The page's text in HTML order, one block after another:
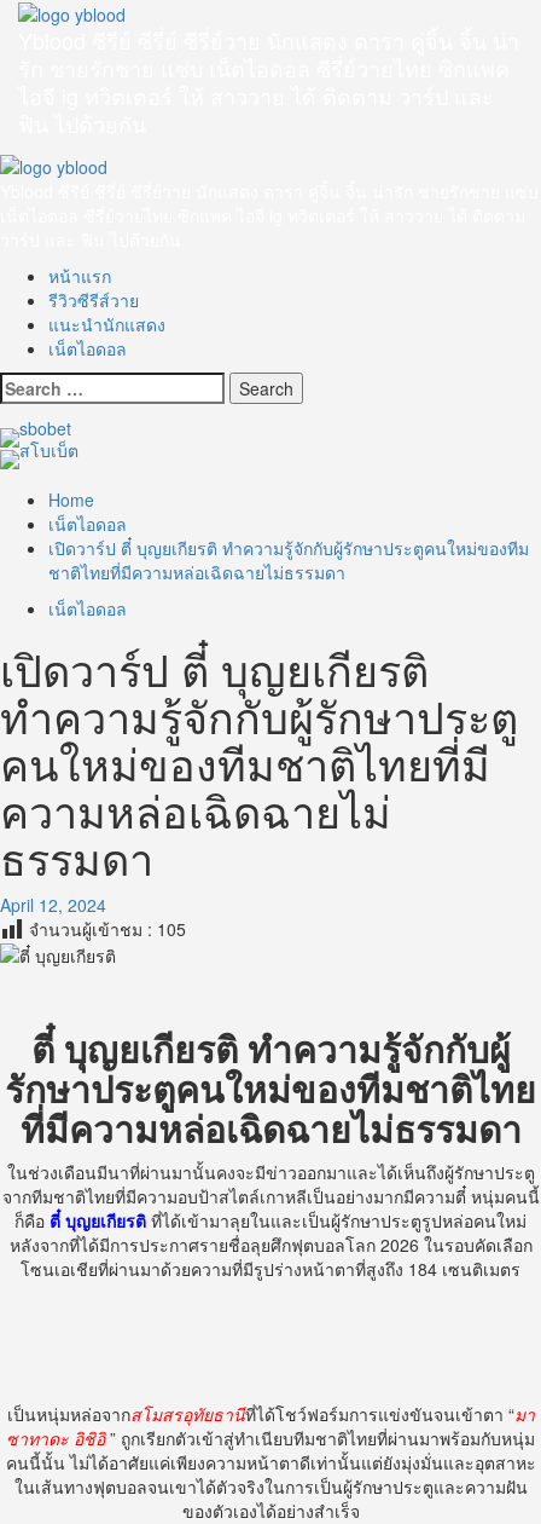
Skip
Primary
หน้าแรก
รีวิวซีรีส์วาย
แนะนำนักแสดง
เน็ตไอดอล
Search
for:
Home
เน็ตไอดอล
เปิดวาร์ป ตี๋ บุญยเกียรติ ทำความรู้จักกับผู้รักษาประตูคนใหม่ของทีม
ชาติไทยที่มีความหล่อเฉิดฉายไม่ธรรมดา
เน็ตไอดอล
เปิดวาร์ป ตี๋ บุญยเกียรติ
ทำความรู้จักกับผู้รักษาประตู
คนใหม่ของทีมชาติไทยที่มี
ความหล่อเฉิดฉายไม่
ธรรมดา
April 12, 2024
จำนวนผู้เข้าชม : 105
ตี๋ บุญยเกียรติ ทำความรู้จักกับผู้
รักษาประตูคนใหม่ของทีมชาติไทย
ที่มีความหล่อเฉิดฉายไม่ธรรมดา
ในช่วงเดือนมีนาที่ผ่านมานั้นคงจะมีข่าวออกมาและได้เห็นถึงผู้รักษาประตู
จากทีมชาติไทยที่มีความอบป้าสไตล์เกาหลีเป็นอย่างมากมีความตี๋ หนุ่มคนนี้
ก็คือ ตี๋ บุญยเกียรติ ที่ได้เข้ามาลุยในและเป็นผู้รักษาประตูรูปหล่อคนใหม่
หลังจากที่ได้มีการประกาศรายชื่อลุยศึกฟุตบอลโลก 2026 ในรอบคัดเลือก
โซนเอเชียที่ผ่านมาด้วยความที่มีรูปร่างหน้าตาที่สูงถึง 184 เซนติเมตร
เป็นหนุ่มหล่อจากสโมสรอุทัยธานีที่ได้โชว์ฟอร์มการแข่งขันจนเข้าตา “มา
ซาทาดะ อิชิอิ” ถูกเรียกตัวเข้าสู่ทำเนียบทีมชาติไทยที่ผ่านมาพร้อมกับหนุ่ม
คนนี้นั้น ไม่ได้อาศัยแค่เพียงความหน้าตาดีเท่านั้นแต่ยังมุ่งมั่นและอุตสาหะ
ในเส้นทางฟุตบอลจนเขาได้ตัวจริงในการเป็นผู้รักษาประตูและความฝัน
ของตัวเองได้อย่างสำเร็จ